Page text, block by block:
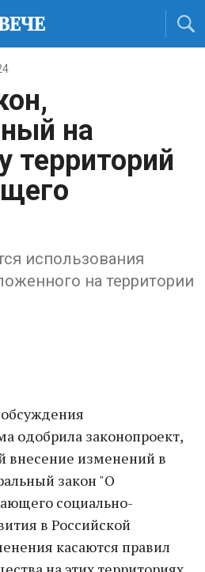
на
территорий
использования
на территории
одобрила законопроект,
внесение изменений в
закон "О
социально-
в Российской
касаются правил